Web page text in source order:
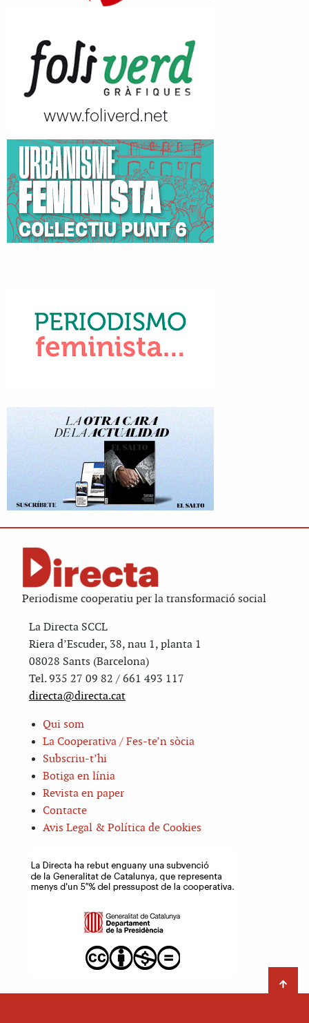
Periodisme cooperatiu per la transformació social
La Directa SCCL
Riera d’Escuder, 38, nau 1, planta 1
08028 Sants (Barcelona)
Tel. 935 27 09 82 / 661 493 117
directa@directa.cat
Qui som
La Cooperativa / Fes-te’n sòcia
Subscriu-t’hi
Botiga en línia
Revista en paper
Contacte
Avis Legal & Política de Cookies